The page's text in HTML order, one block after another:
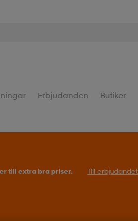
Erbjudanden Butiker
till extra bra priser. Till erbjudandet